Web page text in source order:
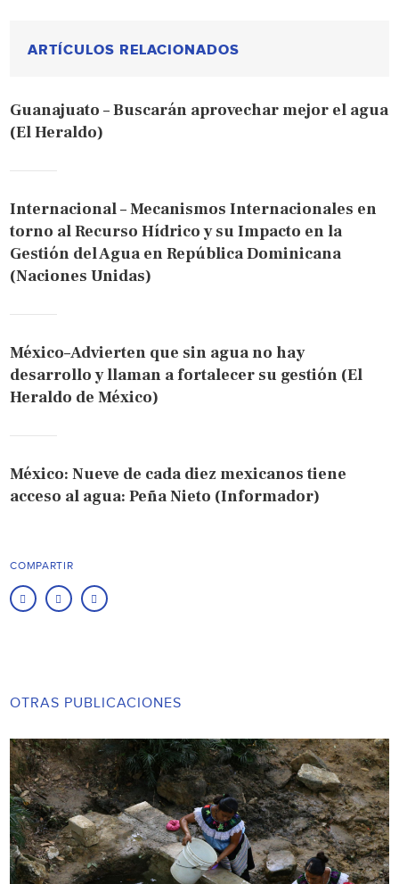
ARTÍCULOS RELACIONADOS
Guanajuato – Buscarán aprovechar mejor el agua
(El Heraldo)
Internacional – Mecanismos Internacionales en
torno al Recurso Hídrico y su Impacto en la
Gestión del Agua en República Dominicana
(Naciones Unidas)
México–Advierten que sin agua no hay
desarrollo y llaman a fortalecer su gestión (El
Heraldo de México)
México: Nueve de cada diez mexicanos tiene
acceso al agua: Peña Nieto (Informador)
COMPARTIR
OTRAS PUBLICACIONES